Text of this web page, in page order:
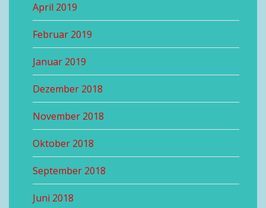
April 2019
Februar 2019
Januar 2019
Dezember 2018
November 2018
Oktober 2018
September 2018
Juni 2018